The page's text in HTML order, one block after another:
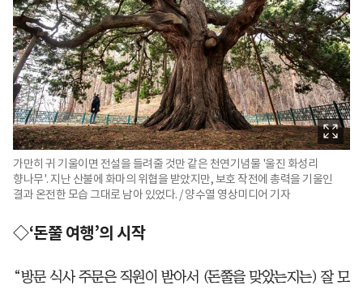
가만히 귀 기울이면 전설을 들려줄 것만 같은 천연기념물 '울진 화성리
향나무'. 지난 산불에 화마의 위협을 받았지만, 보호 작전에 총력을 기울인
결과 온전한 모습 그대로 남아 있었다. / 양수열 영상미디어 기자
◇‘돈쭐 여행’의 시작
“방문 식사 주문은 직원이 받아서 (돈쭐을 맞았는지는) 잘 모